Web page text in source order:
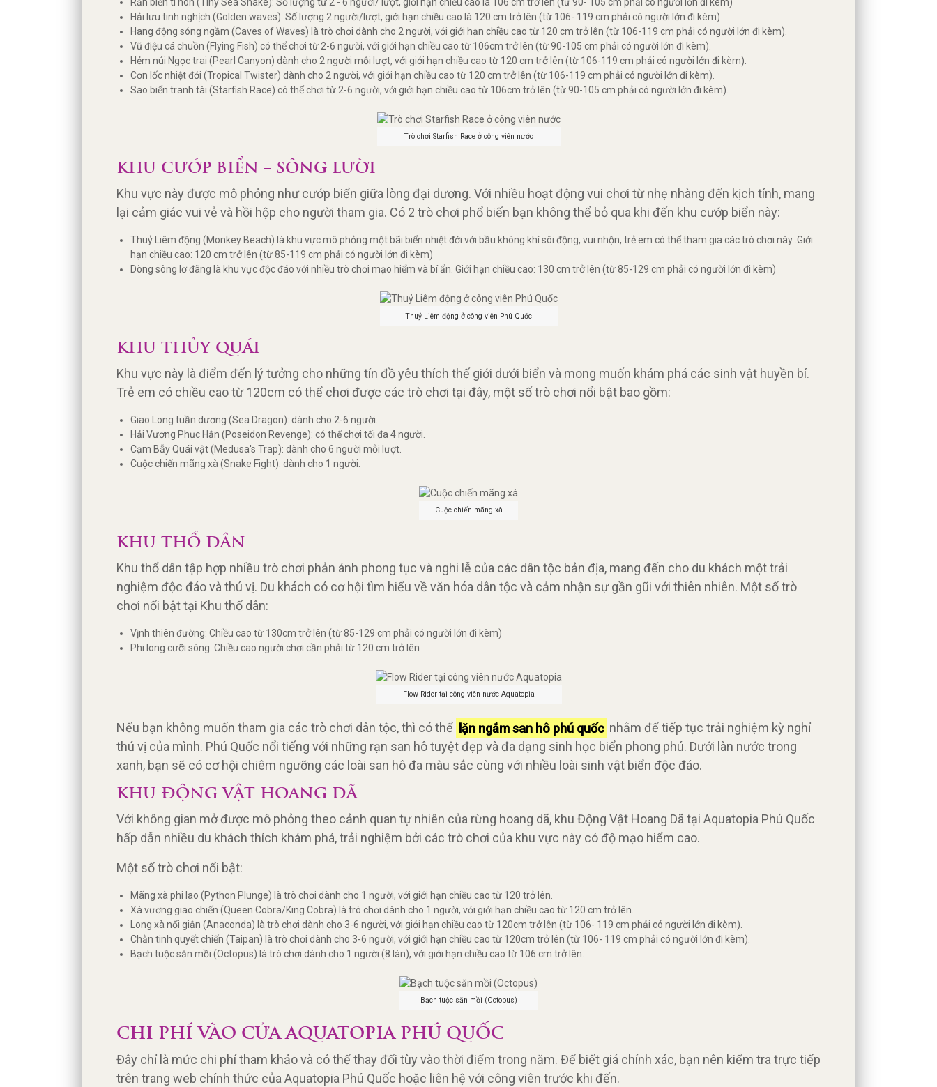
Hải lưu tinh nghịch (Golden waves): Số́ lượng 2 người/lượt, giới hạn chiều cao là 120 cm trở lên (từ 106- 119 cm phải có người lớn đi kèm)
Hang động sóng ngầm (Caves of Waves) là trò chơi dành cho 2 người, với giới hạn chiều cao từ 120 cm trở lên (từ 106-119 cm phải có người lớn đi kèm).
Vũ điệu cá chuồn (Flying Fish) có thể chơi từ 2-6 người, với giới hạn chiều cao từ 106cm trở lên (từ 90-105 cm phải có người lớn đi kèm).
Hẻm núi Ngọc trai (Pearl Canyon) dành cho 2 người mỗi lượt, với giới hạn chiều cao từ 120 cm trở lên (từ 106-119 cm phải có người lớn đi kèm).
Cơn lốc nhiệt đới (Tropical Twister) dành cho 2 người, với giới hạn chiều cao từ 120 cm trở lên (từ 106-119 cm phải có người lớn đi kèm).
Sao biển tranh tài (Starfish Race) có thể chơi từ 2-6 người, với giới hạn chiều cao từ 106cm trở lên (từ 90-105 cm phải có người lớn đi kèm).
Trò chơi Starfish Race ở công viên nước
KHU CƯỚP BIỂN – SÔNG LƯỜI
Khu vực này được mô phỏng như cướp biển giữa lòng đại dương. Với nhiều hoạt động vui chơi từ nhẹ nhàng đến kịch tính, mang
lại cảm giác vui vẻ và hồi hộp cho người tham gia. Có 2 trò chơi phổ biến bạn không thể bỏ qua khi đến khu cướp biển này:
Thuỷ Liêm động (Monkey Beach) là khu vực mô phỏng một bãi biển nhiệt đới với bầu không khí sôi động, vui nhộn, trẻ em có thể tham gia các trò chơi này .Giới
hạn chiều cao: 120 cm trở lên (từ 85-119 cm phải có người lớn đi kèm)
Dòng sông lơ đãng là khu vực độc đáo với nhiều trò chơi mạo hiểm và bí ẩn. Giới hạn chiều cao: 130 cm trở lên (từ 85-129 cm phải có người lớn đi kèm)
Thuỷ Liêm động ở công viên Phú Quốc
KHU THỦY QUÁI
Khu vực này là điểm đến lý tưởng cho những tín đồ yêu thích thế giới dưới biển và mong muốn khám phá các sinh vật huyền bí.
Trẻ em có chiều cao từ 120cm có thể chơi được các trò chơi tại đây, một số trò chơi nổi bật bao gồm:
Giao Long tuần dương (Sea Dragon): dành cho 2-6 người.
Hải Vương Phục Hận (Poseidon Revenge): có thể chơi tối đa 4 người.
Cạm Bẫy Quái vật (Medusa's Trap): dành cho 6 người mỗi lượt.
Cuộc chiến mãng xà (Snake Fight): dành cho 1 người.
Cuộc chiến mãng xà
KHU THỔ DÂN
Khu thổ dân tập hợp nhiều trò chơi phản ánh phong tục và nghi lễ của các dân tộc bản địa, mang đến cho du khách một trải
nghiệm độc đáo và thú vị. Du khách có cơ hội tìm hiểu về văn hóa dân tộc và cảm nhận sự gần gũi với thiên nhiên. Một số trò
chơi nổi bật tại Khu thổ dân:
Vịnh thiên đường: Chiều cao từ 130cm trở lên (từ 85-129 cm phải có người lớn đi kèm)
Phi long cưỡi sóng: Chiều cao người chơi cần phải từ 120 cm trở lên
Flow Rider tại công viên nước Aquatopia
Nếu bạn không muốn tham gia các trò chơi dân tộc, thì có thể lặn ngắm san hô phú quốc nhằm để tiếp tục trải nghiệm kỳ nghỉ
thú vị của mình. Phú Quốc nổi tiếng với những rạn san hô tuyệt đẹp và đa dạng sinh học biển phong phú. Dưới làn nước trong
xanh, bạn sẽ có cơ hội chiêm ngưỡng các loài san hô đa màu sắc cùng với nhiều loài sinh vật biển độc đáo.
KHU ĐỘNG VẬT HOANG DÃ
Với không gian mở được mô phỏng theo cảnh quan tự nhiên của rừng hoang dã, khu Động Vật Hoang Dã tại Aquatopia Phú Quốc
hấp dẫn nhiều du khách thích khám phá, trải nghiệm bởi các trò chơi của khu vực này có độ mạo hiểm cao.
Một số trò chơi nổi bật:
Mãng xà phi lao (Python Plunge) là trò chơi dành cho 1 người, với giới hạn chiều cao từ 120 trở lên.
Xà vương giao chiến (Queen Cobra/King Cobra) là trò chơi dành cho 1 người, với giới hạn chiều cao từ 120 cm trở lên.
Long xà nổi giận (Anaconda) là trò chơi dành cho 3-6 người, với giới hạn chiều cao từ 120cm trở lên (từ 106- 119 cm phải có người lớn đi kèm).
Chằn tinh quyết chiến (Taipan) là trò chơi dành cho 3-6 người, với giới hạn chiều cao từ 120cm trở lên (từ 106- 119 cm phải có người lớn đi kèm).
Bạch tuộc săn mồi (Octopus) là trò chơi dành cho 1 người (8 làn), với giới hạn chiều cao từ 106 cm trở lên.
Bạch tuộc săn mồi (Octopus)
CHI PHÍ VÀO CỬA AQUATOPIA PHÚ QUỐC
Đây chỉ là mức chi phí tham khảo và có thể thay đổi tùy vào thời điểm trong năm. Để biết giá chính xác, bạn nên kiểm tra trực tiếp
trên trang web chính thức của Aquatopia Phú Quốc hoặc liên hệ với công viên trước khi đến.